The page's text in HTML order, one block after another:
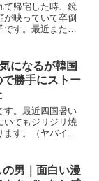
て帰宅した時、鏡
が映っていて卒倒
す。最近また静
最近密かに生倉が
...
になるが韓国
勝手にストー
す。最近四国暑い
いてもジリジリ焼
す。（ヤバイ）
とも複雑・・とい
...
男｜面白い漫